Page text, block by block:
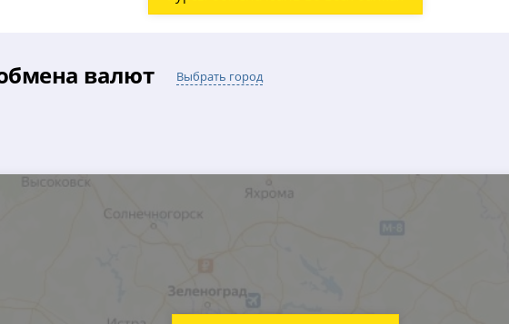
валют Выбрать город